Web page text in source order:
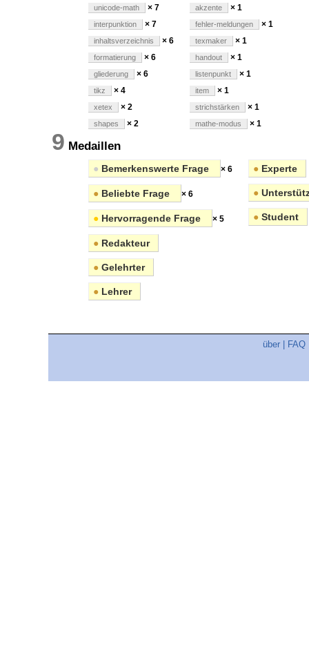
unicode-math × 7
interpunktion × 7
inhaltsverzeichnis × 6
formatierung × 6
gliederung × 6
tikz × 4
xetex × 2
shapes × 2
akzente × 1
fehler-meldungen × 1
texmaker × 1
handout × 1
listenpunkt × 1
item × 1
strichstärken × 1
mathe-modus × 1
9 Medaillen
● Bemerkenswerte Frage × 6
● Beliebte Frage × 6
● Hervorragende Frage × 5
● Redakteur
● Gelehrter
● Lehrer
● Experte
●
● Student
über FAQ